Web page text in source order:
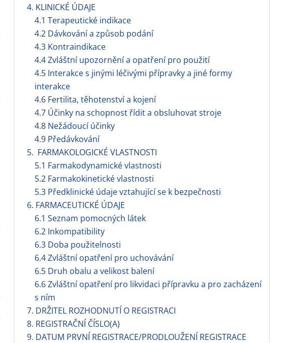
4. KLINICKÉ ÚDAJE
4.1 Terapeutické indikace
4.2 Dávkování a způsob podání
4.3 Kontraindikace
4.4 Zvláštní upozornění a opatření pro použití
4.5 Interakce s jinými léčivými přípravky a jiné formy
interakce
4.6 Fertilita, těhotenství a kojení
4.7 Účinky na schopnost řídit a obsluhovat stroje
4.8 Nežádoucí účinky
4.9 Předávkování
5. FARMAKOLOGICKÉ VLASTNOSTI
5.1 Farmakodynamické vlastnosti
5.2 Farmakokinetické vlastnosti
5.3 Předklinické údaje vztahující se k bezpečnosti
6. FARMACEUTICKÉ ÚDAJE
6.1 Seznam pomocných látek
6.2 Inkompatibility
6.3 Doba použitelnosti
6.4 Zvláštní opatření pro uchovávání
6.5 Druh obalu a velikost balení
6.6 Zvláštní opatření pro likvidaci přípravku a pro zacházení
s ním
7. DRŽITEL ROZHODNUTÍ O REGISTRACI
8. REGISTRAČNÍ ČÍSLO(A)
9. DATUM PRVNÍ REGISTRACE/PRODLOUŽENÍ REGISTRACE